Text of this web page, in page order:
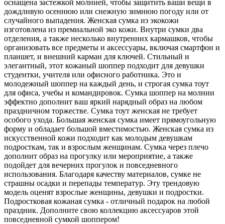
оснащена застежкой молнией, чтобы защитить ваши вещи в
дождливую осеннюю или снежную зимнюю погоду или от
случайного выпадения. Женская сумка из экокожи
изготовлена из премиальной эко кожи. Внутри сумки два
отделения, а также несколько внутренних кармашков, чтобы
организовать все предметы и аксессуары, включая смартфон и
планшет, и внешний карман для ключей. Стильный и
элегантный, этот кожаный шоппер подходит для девушки
студентки, учителя или офисного работника. Это и
молодежный шоппер на каждый день, и строгая сумка тоут
для офиса, учебы и командировок. Сумка шоппер на молнии
эффектно дополнит ваш яркий нарядный образ на любом
праздничном торжестве. Сумка тоут женская не требует
особого ухода. Большая женская сумка имеет прямоугольную
форму и обладает большой вместимостью. Женская сумка из
искусственной кожи подходит как молодым девушкам
подросткам, так и взрослым женщинам. Сумка через плечо
дополнит образ на прогулку или мероприятие, а также
подойдет для вечерних прогулок и повседневного
использования. Благодаря качеству материалов, сумке не
страшны осадки и перепады температур. Эту трендовую
модель оценят взрослые женщины, девушки и подростки.
Подростковая кожаная сумка - отличный подарок на любой
праздник. Дополните свою коллекцию аксессуаров этой
повседневной сумкой шоппером!